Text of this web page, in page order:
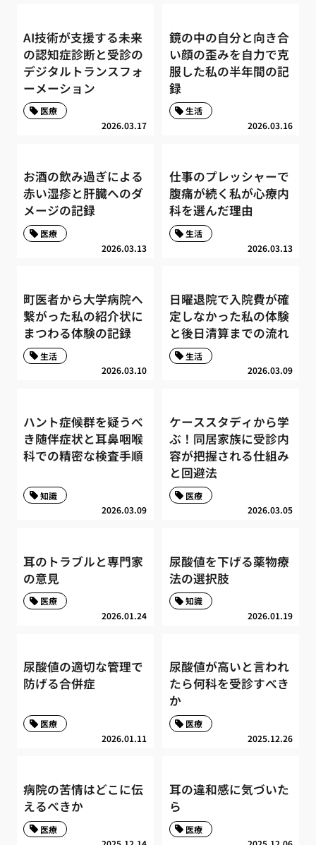
AI技術が支援する未来
の認知症診断と受診の
デジタルトランスフォ
ーメーション
2026.03.17
医療
鏡の中の自分と向き合
い顔の歪みを自力で克
服した私の半年間の記
録
2026.03.16
生活
お酒の飲み過ぎによる
赤い湿疹と肝臓へのダ
メージの記録
2026.03.13
医療
仕事のプレッシャーで
腹痛が続く私が心療内
科を選んだ理由
2026.03.13
生活
町医者から大学病院へ
繋がった私の紹介状に
まつわる体験の記録
2026.03.10
生活
日曜退院で入院費が確
定しなかった私の体験
と後日清算までの流れ
2026.03.09
生活
ハント症候群を疑うべ
き随伴症状と耳鼻咽喉
科での精密な検査手順
2026.03.09
知識
ケーススタディから学
ぶ！同居家族に受診内
容が把握される仕組み
と回避法
2026.03.05
医療
耳のトラブルと専門家
の意見
2026.01.24
医療
尿酸値を下げる薬物療
法の選択肢
2026.01.19
知識
尿酸値の適切な管理で
防げる合併症
2026.01.11
医療
尿酸値が高いと言われ
たら何科を受診すべき
か
2025.12.26
医療
病院の苦情はどこに伝
えるべきか
医療
耳の違和感に気づいた
ら
医療